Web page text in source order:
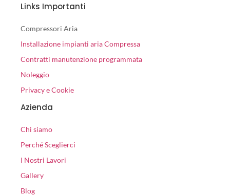
Links Importanti
Compressori Aria
Installazione impianti aria Compressa
Contratti manutenzione programmata
Noleggio
Privacy e Cookie
Azienda
Chi siamo
Perché Sceglierci
I Nostri Lavori
Gallery
Blog